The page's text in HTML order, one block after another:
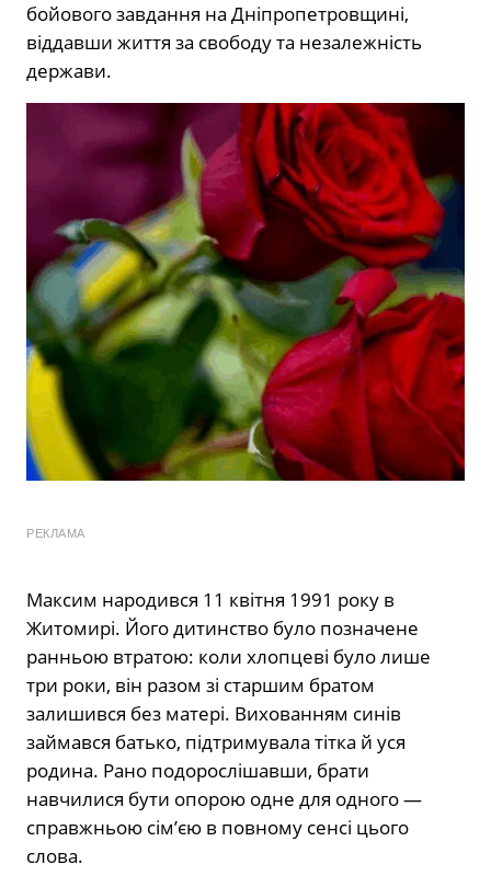
бойового завдання на Дніпропетровщині,
віддавши життя за свободу та незалежність
держави.
РЕКЛАМА
Максим народився 11 квітня 1991 року в
Житомирі. Його дитинство було позначене
ранньою втратою: коли хлопцеві було лише
три роки, він разом зі старшим братом
залишився без матері. Вихованням синів
займався батько, підтримувала тітка й уся
родина. Рано подорослішавши, брати
навчилися бути опорою одне для одного —
справжньою сім’єю в повному сенсі цього
слова.